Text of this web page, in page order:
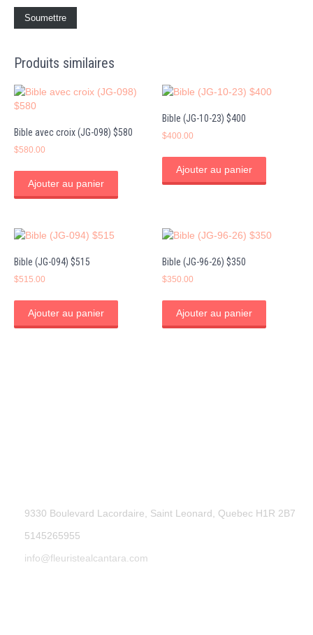
Produits similaires
Bible avec croix (JG-098) $580
$580.00
Ajouter au panier
Bible (JG-10-23) $400
$400.00
Ajouter au panier
Bible (JG-094) $515
$515.00
Ajouter au panier
Bible (JG-96-26) $350
$350.00
Ajouter au panier
9330 Boulevard Lacordaire, Saint Leonard, Quebec H1R 2B7
5145265955
info@fleuristealcantara.com